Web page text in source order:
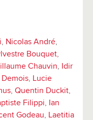
, Nicolas André,
Bouquet,
Chauvin, Idir
, Lucie
, Quentin Duckit,
Filippi, Ian
Godeau, Laetitia